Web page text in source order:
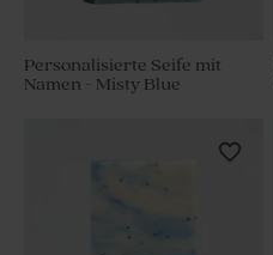
Personalisierte Seife mit
Namen - Misty Blue